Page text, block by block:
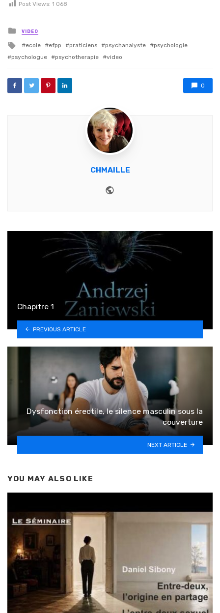
Post Views: 1 068
Posted in
VIDEO
Tagged with
ecole efpp praticiens psychanalyste
psychologie
psychologue
psychotherapie video
0
CHMAILLE
Chapitre 1
PREVIOUS ARTICLE
Dysfonction érectile, le silence masculin sous la
couverture
NEXT ARTICLE
YOU MAY ALSO LIKE